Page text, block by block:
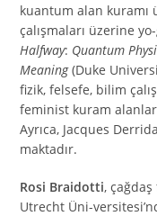
kuantum alan kuramı
çalışmaları üzerine
Halfway: Quantum
Meaning(Duke
fizik, felsefe, bilim
feminist kuram
Ayrıca, Jacques
maktadır.
Rosi Braidotti,
Utrecht Üni-